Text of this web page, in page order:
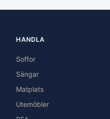
HANDLA
Soffor
Sängar
Matplats
Utemöbler